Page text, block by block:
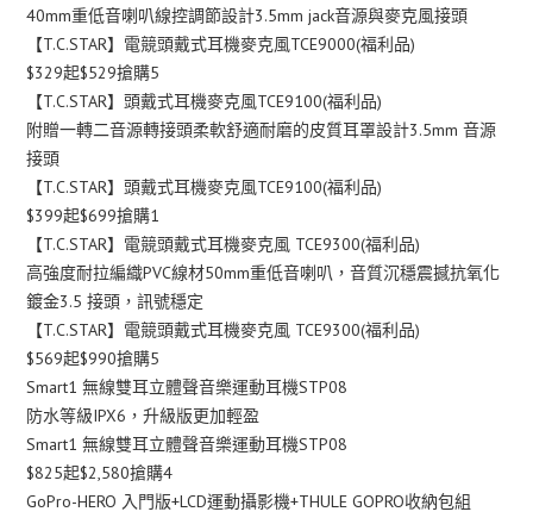
40mm重低音喇叭線控調節設計3.5mm jack音源與麥克風接頭
【T.C.STAR】電競頭戴式耳機麥克風TCE9000(福利品)
$329起$529搶購5
【T.C.STAR】頭戴式耳機麥克風TCE9100(福利品)
附贈一轉二音源轉接頭柔軟舒適耐磨的皮質耳罩設計3.5mm 音源
接頭
【T.C.STAR】頭戴式耳機麥克風TCE9100(福利品)
$399起$699搶購1
【T.C.STAR】電競頭戴式耳機麥克風 TCE9300(福利品)
高強度耐拉編織PVC線材50mm重低音喇叭，音質沉穩震撼抗氧化
鍍金3.5 接頭，訊號穩定
【T.C.STAR】電競頭戴式耳機麥克風 TCE9300(福利品)
$569起$990搶購5
Smart1 無線雙耳立體聲音樂運動耳機STP08
防水等級IPX6，升級版更加輕盈
Smart1 無線雙耳立體聲音樂運動耳機STP08
$825起$2,580搶購4
GoPro-HERO 入門版+LCD運動攝影機+THULE GOPRO收納包組